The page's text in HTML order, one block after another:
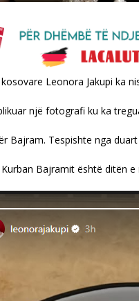
Leonora Jakupi ka
një fotografi ku ka
Bajram. Tespishte nga
Bajramit është ditën e